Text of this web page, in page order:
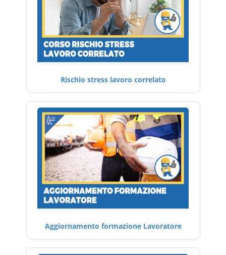
Rischio stress lavoro correlato
Aggiornamento formazione Lavoratore